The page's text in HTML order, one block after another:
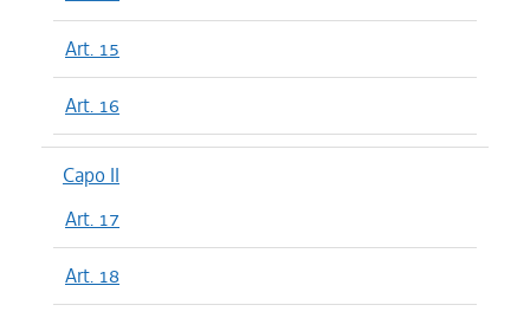
Art. 15
Art. 16
Capo II
Art. 17
Art. 18